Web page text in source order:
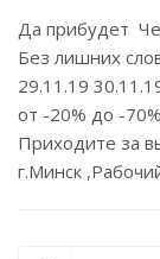
Да прибудет
Без лишних
29.11.19
от -20% до -
Приходите за
г.Минск